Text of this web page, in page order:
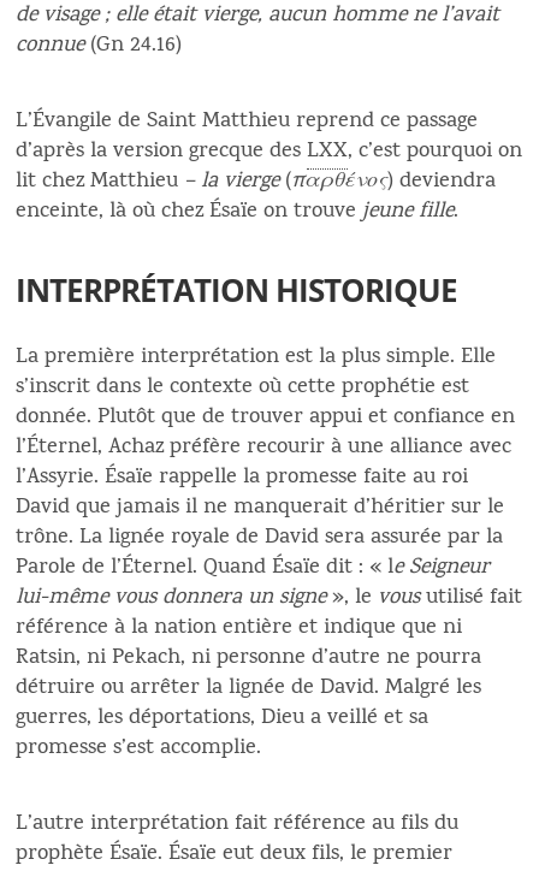
de visage ; elle était vierge, aucun homme ne l’avait
connue(Gn 24.16)
L’Évangile de Saint Matthieu reprend ce passage
d’après la version grecque desLXX, c’est pourquoi on
lit chez Matthieu – la vierge(παρθένος) deviendra
enceinte, là où chez Ésaïe on trouvejeune fille.
INTERPRÉTATION HISTORIQUE
La première interprétation est la plus simple. Elle
s’inscrit dans le contexte où cette prophétie est
donnée. Plutôt que de trouver appui et confiance en
l’Éternel, Achaz préfère recourir à une alliance avec
l’Assyrie. Ésaïe rappelle la promesse faite au roi
David que jamais il ne manquerait d’héritier sur le
trône. La lignée royale de David sera assurée par la
Parole de l’Éternel. Quand Ésaïe dit : « le Seigneur
lui-même vous donnera un signe», le vousutilisé fait
référence à la nation entière et indique que ni
Ratsin, ni Pekach, ni personne d’autre ne pourra
détruire ou arrêter la lignée de David. Malgré les
guerres, les déportations, Dieu a veillé et sa
promesse s’est accomplie.
L’autre interprétation fait référence au fils du
prophète Ésaïe. Ésaïe eut deux fils, le premier